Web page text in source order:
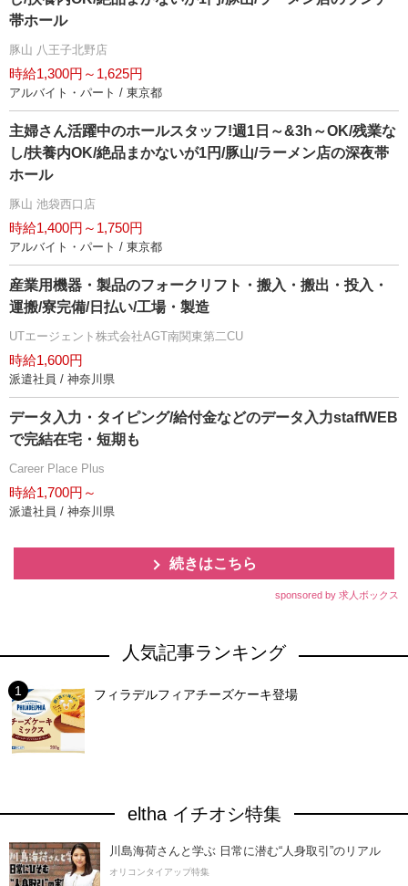
帯ホール
豚山 八王子北野店
時給1,300円～1,625円
アルバイト・パート / 東京都
主婦さん活躍中のホールスタッフ!週1日～&3h～OK/残業な
し/扶養内OK/絶品まかないが1円/豚山/ラーメン店の深夜帯
ホール
豚山 池袋西口店
時給1,400円～1,750円
アルバイト・パート / 東京都
産業用機器・製品のフォークリフト・搬入・搬出・投入・
運搬/寮完備/日払い/工場・製造
UTエージェント株式会社AGT南関東第二CU
時給1,600円
派遣社員 / 神奈川県
データ入力・タイピング/給付金などのデータ入力staffWEB
で完結在宅・短期も
Career Place Plus
時給1,700円～
派遣社員 / 神奈川県
続きはこちら
sponsored by 求人ボックス
人気記事ランキング
フィラデルフィアチーズケーキ登場
eltha イチオシ特集
川島海荷さんと学ぶ 日常に潜む“人身取引”のリアル
オリコンタイアップ特集